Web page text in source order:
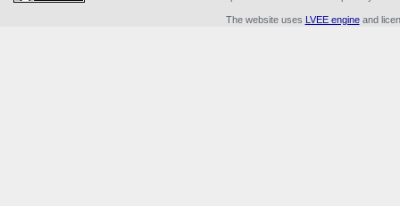
The website uses LVEE engineand